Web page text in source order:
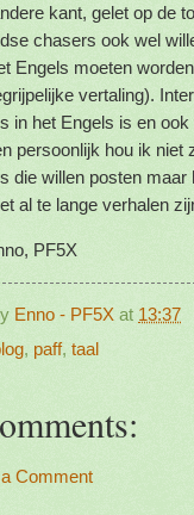
kant, gelet op de
chasers ook wel
Engels moeten
vertaling).
in het Engels is en
persoonlijk hou ik niet
die willen posten
al te lange verhalen
PF5X
Enno - PF5X at 13:37
, paff, taal
Comment